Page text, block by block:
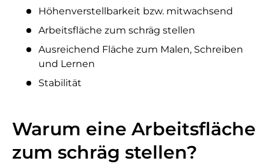
Höhenverstellbarkeit bzw. mitwachsend
Arbeitsfläche zum schräg stellen
Ausreichend Fläche zum Malen, Schreiben
und Lernen
Stabilität
Warum eine Arbeitsfläche
zum schräg stellen?